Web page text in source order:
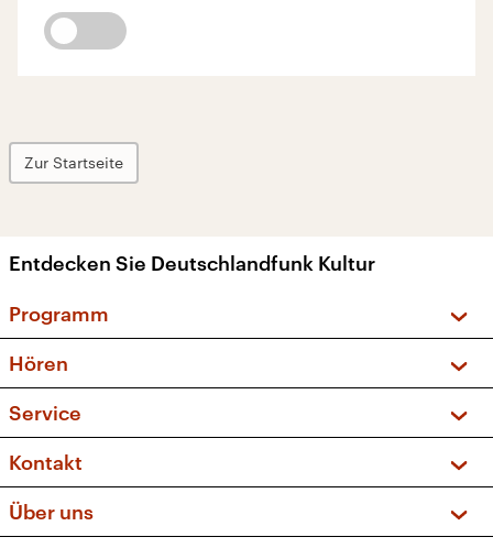
Zur Startseite
Entdecken Sie Deutschlandfunk Kultur
Programm
Sendungen und Podcasts
Musikliste
Kakadu – Das Kinderprogramm
Hören
Frequenzen (UKW + DAB+)
Service
FAQ
Apps
Newsletter
Kontakt
Social Media
Über uns